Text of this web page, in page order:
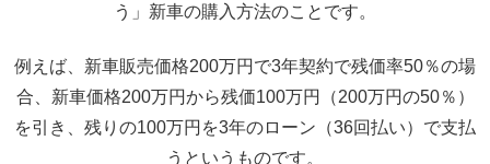
う」新車の購入方法のことです。
例えば、新車販売価格200万円で3年契約で残価率50％の場
合、新車価格200万円から残価100万円（200万円の50％）
を引き、残りの100万円を3年のローン（36回払い）で支払
うというものです。